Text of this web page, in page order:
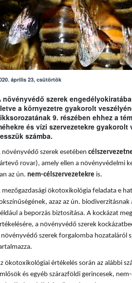
április 23, csütörtök
növényvédő szerek
a környezetre gyakorolt
9. részében ehhez a
és vízi szervezetekre
számba.
növényvédő szerek esetében
rovar), amely ellen a növényvédelmi
az ún. nem-célszervezetekre is.
mezőgazdasági ökotoxikológia feladata e
azaz az ún.
a beporzás biztosítása. A kockázat
a növényvédő szerek
növényvédő szerek forgalomba hozataláról
ökotoxikológiai értékelés során az alábbi
és egyéb szárazföldi gerincesek,